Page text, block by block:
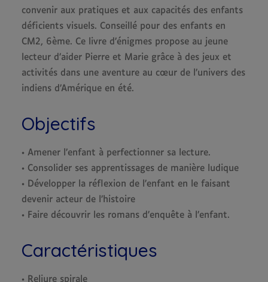
convenir aux pratiques et aux capacités des enfants
déficients visuels. Conseillé pour des enfants en
CM2, 6ème. Ce livre d’énigmes propose au jeune
lecteur d’aider Pierre et Marie grâce à des jeux et
activités dans une aventure au cœur de l’univers des
indiens d’Amérique en été.
Objectifs
• Amener l’enfant à perfectionner sa lecture.
• Consolider ses apprentissages de manière ludique
• Développer la réflexion de l’enfant en le faisant
devenir acteur de l’histoire
• Faire découvrir les romans d’enquête à l’enfant.
Caractéristiques
• Reliure spirale